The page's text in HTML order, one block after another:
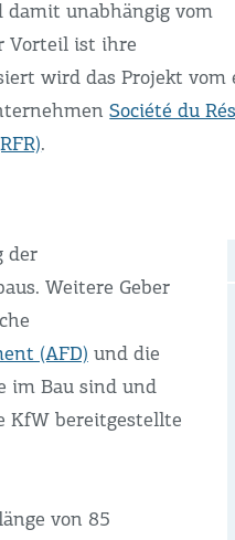
damit unabhängig vom
Vorteil ist ihre
wird das Projekt vom
Société du
.
der
Weitere Geber
(AFD) und die
im Bau sind und
KfW bereitgestellte
von 85